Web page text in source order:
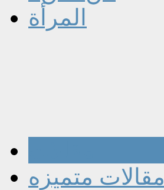
المرأة
مقالات متميزه